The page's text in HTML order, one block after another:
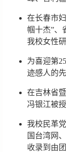
在长春市
帼十杰”、
我校女性
为喜迎第
迹感人的
在吉林省
冯银江被
我校民革
国台湾网
收录到由